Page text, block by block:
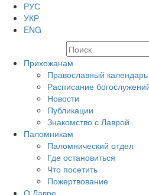
РУС
УКР
ENG
Прихожанам
Православный календарь
Расписание
Новости
Публикации
Знакомство с Лаврой
Паломникам
Паломнический отдел
Где остановиться
Что посетить
Пожертвование
О Лавре